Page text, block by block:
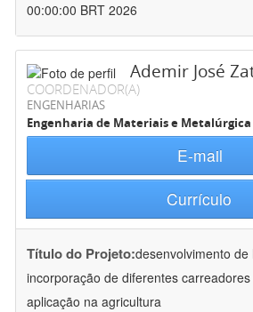
00:00:00 BRT 2026
Ademir José
COORDENADOR(A)
ENGENHARIAS
Engenharia de Materiais e Metalúrgica
E-mail
Currículo
Título do Projeto:desenvolvimento de
incorporação de diferentes
aplicação na agricultura